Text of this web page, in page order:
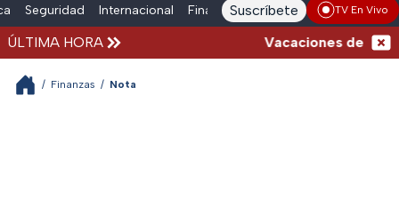
Seguridad Internacional Finanzas adn Noticias Radio
Suscríbete TV En Vivo
ÚLTIMA HORA Vacaciones de
/ Finanzas / Nota